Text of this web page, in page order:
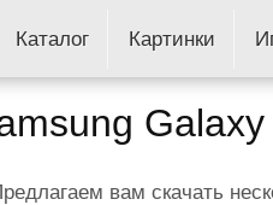
Каталог Картинки
Galaxy
вам скачать